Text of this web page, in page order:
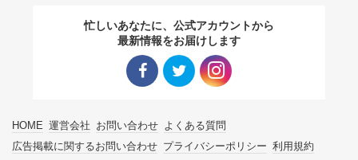
忙しいあなたに、公式アカウントから
最新情報をお届けします
HOME 運営会社 お問い合わせ よくある質問
広告掲載に関するお問い合わせ プライバシーポリシー 利用規約